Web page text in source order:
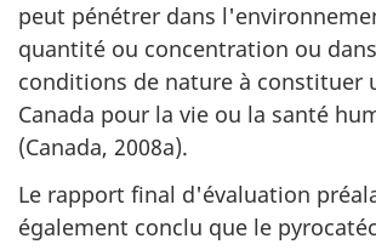
peut pénétrer dans
quantité ou concentration ou
conditions de nature à constituer
Canada pour la vie ou la santé
(Canada, 2008a).
Le rapport final d'évaluation
également conclu que le